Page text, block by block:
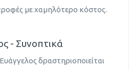
με χαμηλότερο κόστος.
- Συνοπτικά
δραστηριοποιείται